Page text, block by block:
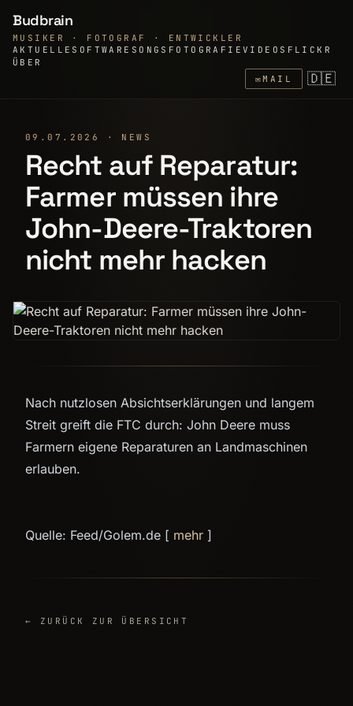
Budbrain
MUSIKER · FOTOGRAF · ENTWICKLER
AKTUELLE SOFTWARE SONGS FOTOGRAFIEVIDEOS FLICKR
ÜBER
✉MAIL 🇩🇪
09.07.2026 · NEWS
Recht auf Reparatur:
Farmer müssen ihre
John-Deere-Traktoren
nicht mehr hacken
Nach nutzlosen Absichtserklärungen und langem
Streit greift die FTC durch: John Deere muss
Farmern eigene Reparaturen an Landmaschinen
erlauben.
Quelle: Feed/Golem.de [ mehr ]
← ZURÜCK ZUR ÜBERSICHT